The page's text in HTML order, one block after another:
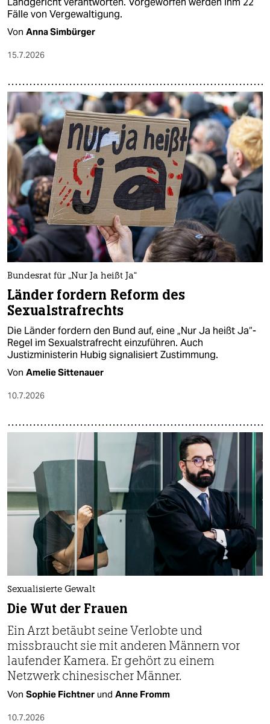
Fälle von Vergewaltigung.
Von Anna Simbürger
15.7.2026
Bundesrat für „Nur Ja heißt Ja“
Länder fordern Reform des
Sexualstrafrechts
Die Länder fordern den Bund auf, eine „Nur Ja heißt Ja“-
Regel im Sexualstrafrecht einzuführen. Auch
Justizministerin Hubig signalisiert Zustimmung.
Von Amelie Sittenauer
10.7.2026
Sexualisierte Gewalt
Die Wut der Frauen
Ein Arzt betäubt seine Verlobte und
missbraucht sie mit anderen Männern vor
laufender Kamera. Er gehört zu einem
Netzwerk chinesischer Männer.
Von Sophie Fichtner und Anne Fromm
10.7.2026